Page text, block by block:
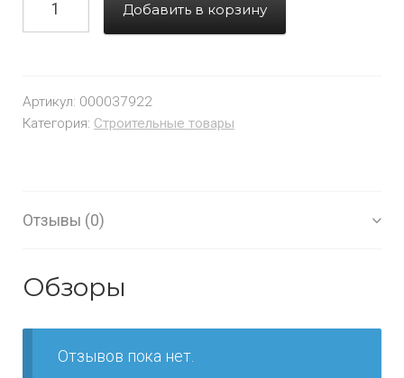
Добавить в корзину
Артикул: 000037922
Категория: Строительные товары
Отзывы (0)
Обзоры
Отзывов пока нет.